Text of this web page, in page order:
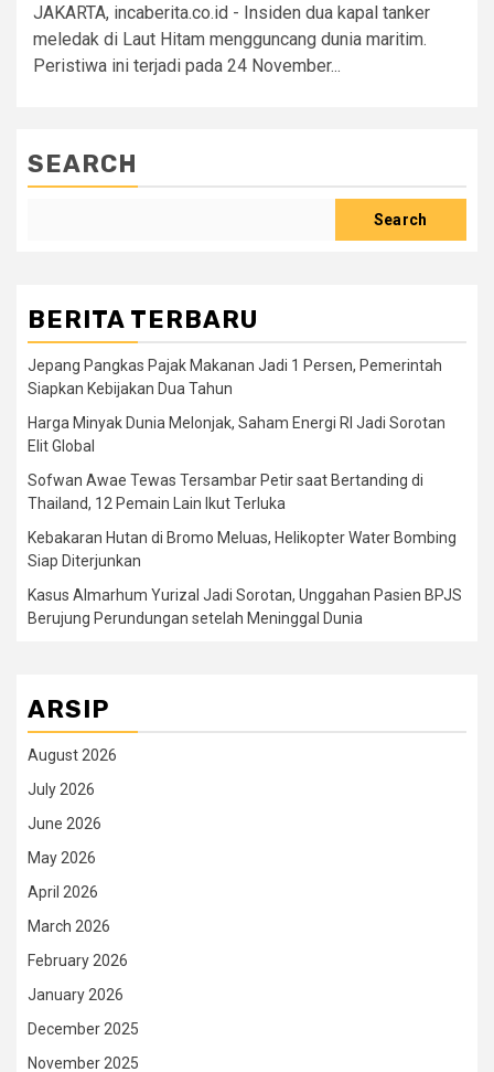
JAKARTA, incaberita.co.id - Insiden dua kapal tanker
meledak di Laut Hitam mengguncang dunia maritim.
Peristiwa ini terjadi pada 24 November...
SEARCH
Search
BERITA TERBARU
Jepang Pangkas Pajak Makanan Jadi 1 Persen, Pemerintah
Siapkan Kebijakan Dua Tahun
Harga Minyak Dunia Melonjak, Saham Energi RI Jadi Sorotan
Elit Global
Sofwan Awae Tewas Tersambar Petir saat Bertanding di
Thailand, 12 Pemain Lain Ikut Terluka
Kebakaran Hutan di Bromo Meluas, Helikopter Water Bombing
Siap Diterjunkan
Kasus Almarhum Yurizal Jadi Sorotan, Unggahan Pasien BPJS
Berujung Perundungan setelah Meninggal Dunia
ARSIP
August 2026
July 2026
June 2026
May 2026
April 2026
March 2026
February 2026
January 2026
December 2025
November 2025